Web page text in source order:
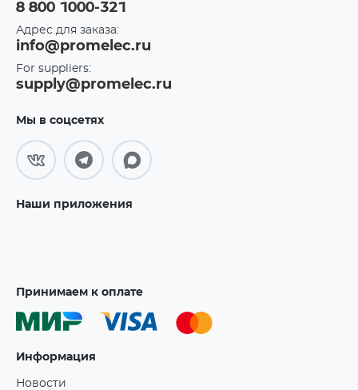
8 800 1000-321
Адрес для заказа:
info@promelec.ru
For suppliers:
supply@promelec.ru
Мы в соцсетях
Наши приложения
Принимаем к оплате
Информация
Новости